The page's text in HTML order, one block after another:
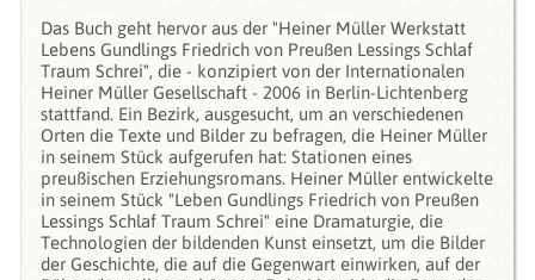
Das Buch geht hervor aus der "Heiner Müller Werkstatt
Lebens Gundlings Friedrich von Preußen Lessings Schlaf
Traum Schrei", die - konzipiert von der Internationalen
Heiner Müller Gesellschaft - 2006 in Berlin-Lichtenberg
stattfand. Ein Bezirk, ausgesucht, um an verschiedenen
Orten die Texte und Bilder zu befragen, die Heiner Müller
in seinem Stück aufgerufen hat: Stationen eines
preußischen Erziehungsromans. Heiner Müller entwickelte
in seinem Stück "Leben Gundlings Friedrich von Preußen
Lessings Schlaf Traum Schrei" eine Dramaturgie, die
Technologien der bildenden Kunst einsetzt, um die Bilder
der Geschichte, die auf die Gegenwart einwirken, auf der